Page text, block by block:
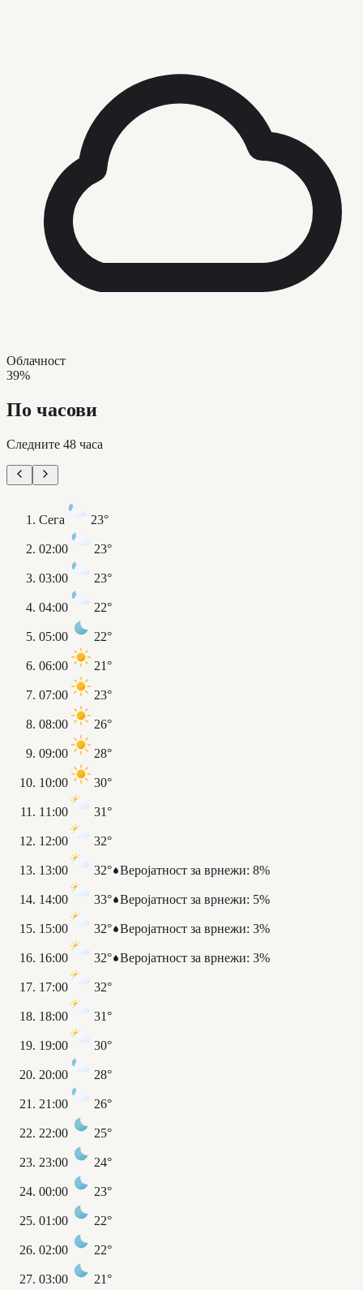
Облачност
39%
По часови
Следните 48 часа
Сега 23°
02:00 23°
03:00 23°
04:00 22°
05:00 22°
06:00 21°
07:00 23°
08:00 26°
09:00 28°
10:00 30°
11:00 31°
12:00 32°
13:00 32° Веројатност за врнежи: 8%
14:00 33° Веројатност за врнежи: 5%
15:00 32° Веројатност за врнежи: 3%
16:00 32° Веројатност за врнежи: 3%
17:00 32°
18:00 31°
19:00 30°
20:00 28°
21:00 26°
22:00 25°
23:00 24°
00:00 23°
01:00 22°
02:00 22°
03:00 21°